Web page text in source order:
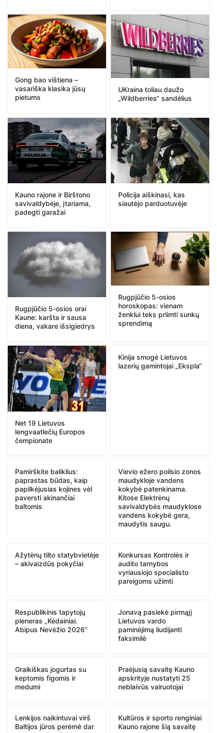
Gong bao vištiena –
vasariška klasika jūsų
pietums
UKraina toliau daužo
„Wildberries“ sandėlius
Kauno rajone ir Birštono
savivaldybėje, įtariama,
padegti garažai
Policija aiškinasi, kas
siautėjo parduotuvėje
Rugpjūčio 5-osios orai
Kaune: karšta ir sausa
diena, vakare išsigiedrys
Rugpjūčio 5-osios
horoskopas: vienam
ženklui teks priimti sunkų
sprendimą
Net 19 Lietuvos
lengvaatlečių Europos
čempionate
Kinija smogė Lietuvos
lazerių gamintojai „Ekspla“
Pamirškite baliklius:
paprastas būdas, kaip
papilkėjusias kojines vėl
paversti akinančiai
baltomis
Vievio ežero poilsio zonos
maudykloje vandens
kokybė patenkinama.
Kitose Elektrėnų
savivaldybės maudyklose
vandens kokybė gera,
maudytis saugu.
Ažytėnų tilto statybvietėje
– akivaizdūs pokyčiai
Konkursas Kontrolės ir
audito tarnybos
vyriausiojo specialisto
pareigoms užimti
Respublikinis tapytojų
pleneras „Kėdainiai.
Abipus Nevėžio 2026“
Jonavą pasiekė pirmąjį
Lietuvos vardo
paminėjimą liudijanti
faksimilė
Graikiškas jogurtas su
keptomis figomis ir
medumi
Praėjusią savaitę Kauno
apskrityje nustatyti 25
neblaivūs vairuotojai
Lenkijos naikintuvai virš
Baltijos jūros perėmė dar
Kultūros ir sporto renginiai
Kauno rajone šią savaitę